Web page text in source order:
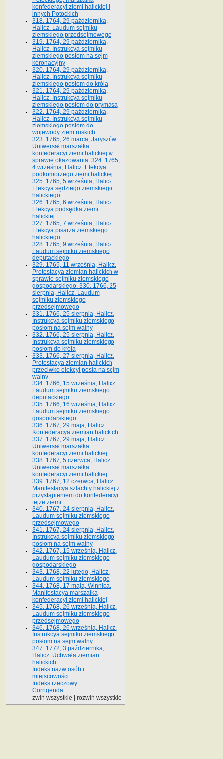
konfederacyi ziemi halickiej i
innych Potockich
318. 1764, 29 października,
Halicz. Laudum sejmiku
ziemskiego przedsejmowego
319. 1764, 29 października,
Halicz. Instrukcya sejmiku
ziemskiego posłom na sejm
koronacyjny
320. 1764, 29 października,
Halicz. Instrukcya sejmiku
ziemskiego posłom do króla
321. 1764, 29 października,
Halicz. Instrukcya sejmiku
ziemskiego posłom do prymasa
322. 1764, 29 października,
Halicz. Instrukcya sejmiku
ziemskiego posłom do
wojewody ziem ruskich
323. 1765, 26 marca, Jaryszów.
Uniwersał marszałka
konfederacyi ziemi halickiej w
sprawie okazowania. 324. 1765,
4 września, Halicz. Elekcya
podkomorzego ziemi halickiej
325. 1765, 5 września, Halicz.
Elekcya sędziego ziemskiego
halickiego
326. 1765, 6 września, Halicz.
Elekcya podsędka ziemi
halickiej
327. 1765, 7 września, Halicz.
Elekcya pisarza ziemskiego
halickiego
328. 1765, 9 września, Halicz.
Laudum sejmiku ziemskiego
deputackiego
329. 1765, 11 września, Halicz.
Protestacya ziemian halickich w
sprawie sejmiku ziemskiego
gospodarskiego. 330. 1766, 25
sierpnia, Halicz. Laudum
sejmiku ziemskiego
przedsejmowego
331. 1766, 25 sierpnia, Halicz.
Instrukcya sejmiku ziemskiego
posłom na sejm walny
332. 1766, 25 sierpnia, Halicz.
Instrukcya sejmiku ziemskiego
posłom do króla
333. 1766, 27 sierpnia, Halicz.
Protestacya ziemian halickich
przeciwko elekcyi posła na sejm
walny
334. 1766, 15 września, Halicz.
Laudum sejmiku ziemskiego
deputackiego
335. 1766, 16 września, Halicz.
Laudum sejmiku ziemskiego
gospodarskiego
336. 1767, 29 maja, Halicz.
Konfederacya ziemian halickich
337. 1767, 29 maja, Halicz.
Uniwersał marszałka
konfederacyi ziemi halickiej
338. 1767, 5 czerwca, Halicz.
Uniwersał marszałka
konfederacyi ziemi halickiej.
339. 1767, 12 czerwca, Halicz.
Manifestacya szlachty halickiej z
przystąpieniem do konfederacyi
tejże ziemi
340. 1767, 24 sierpnia, Halicz.
Laudum sejmiku ziemskiego
przedsejmowego
341. 1767, 24 sierpnia, Halicz.
Instrukcya sejmiku ziemskiego
posłom na sejm walny
342. 1767, 15 września, Halicz.
Laudum sejmiku ziemskiego
gospodarskiego
343. 1768, 22 lutego, Halicz.
Laudum sejmiku ziemskiego
344. 1768, 17 maja, Winnica.
Manifestacya marszałka
konfederacyi ziemi halickiej
345. 1768, 26 września, Halicz.
Laudum sejmiku ziemskiego
przedsejmowego
346. 1768, 26 września, Halicz.
Instrukcya sejmiku ziemskiego
posłom na sejm walny
347. 1772, 3 października,
Halicz. Uchwała ziemian
halickich
Indeks nazw osób i
miejscowości
Indeks rzeczowy
Corrigenda
zwiń wszystkie
rozwiń wszystkie